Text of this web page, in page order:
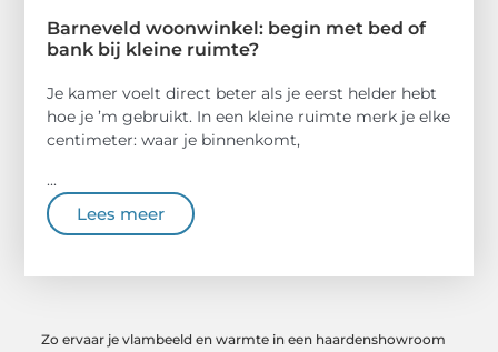
Barneveld woonwinkel: begin met bed of
bank bij kleine ruimte?
Je kamer voelt direct beter als je eerst helder hebt
hoe je ’m gebruikt. In een kleine ruimte merk je elke
centimeter: waar je binnenkomt,
...
Lees meer
Zo ervaar je vlambeeld en warmte in een haardenshowroom